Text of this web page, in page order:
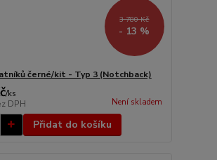
3 780 Kč
- 13 %
černé/kit - Typ 3 (Notchback)
/ks
DPH Není skladem
Přidat do košíku